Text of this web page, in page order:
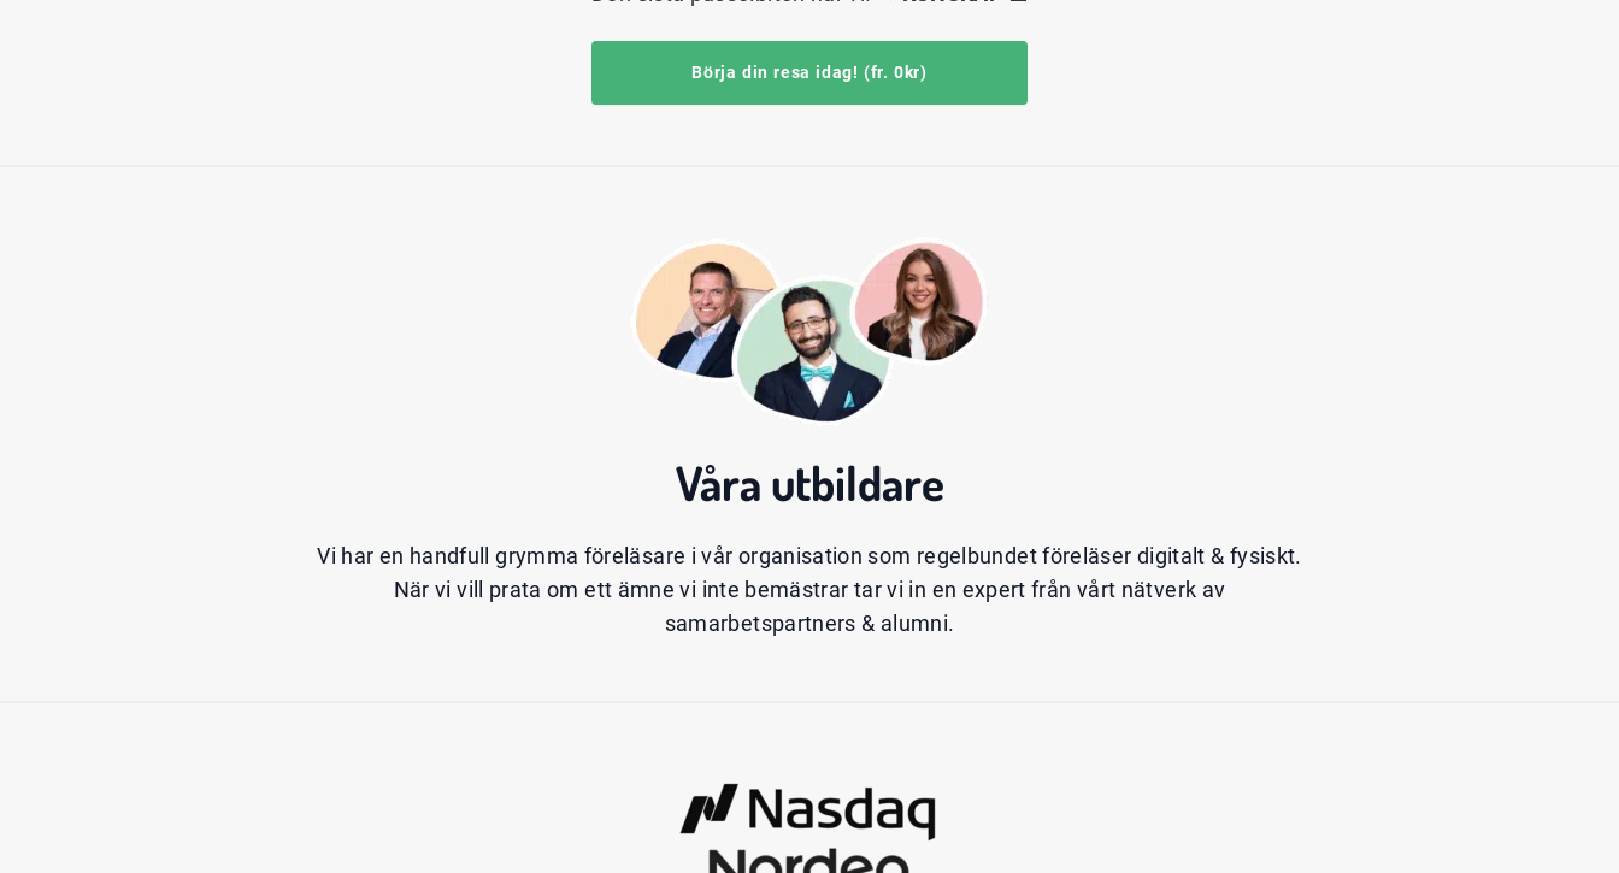
Börja din resa idag! (fr. 0kr)
Våra utbildare
Vi har en handfull grymma föreläsare i vår organisation som regelbundet föreläser digitalt & fysiskt.
När vi vill prata om ett ämne vi inte bemästrar tar vi in en expert från vårt nätverk av
samarbetspartners & alumni.